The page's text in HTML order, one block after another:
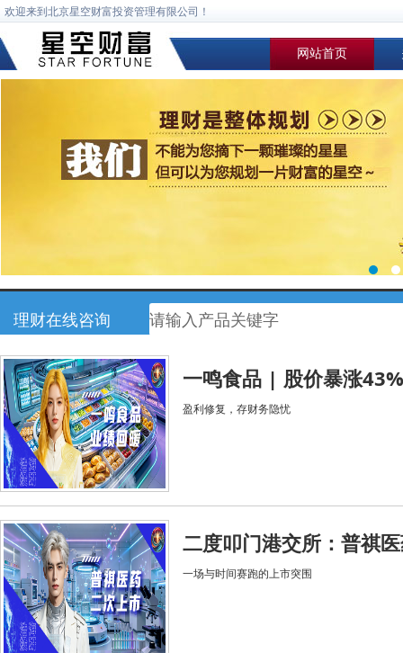
欢迎来到北京星空财富投资管理有限公司！
网站首页
理财在线咨询
一鸣食品 | 股价暴涨
盈利修复，存财务隐忧
二度叩门港交所：普祺
一场与时间赛跑的上市突围